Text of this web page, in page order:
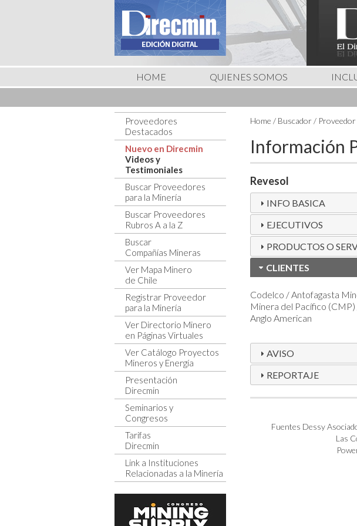
HOME QUIENES SOMOS
Proveedores
Destacados
Nuevo en Direcmin
Videos y
Testimoniales
Buscar Proveedores
para la Minería
Buscar Proveedores
Rubros A a la Z
Buscar
Compañías Mineras
Ver Mapa Minero
de Chile
Registrar Proveedor
para la Minería
Ver Directorio Minero
en Páginas Virtuales
Ver Catálogo Proyectos
Mineros y Energía
Presentación
Direcmin
Seminarios y
Congresos
Tarifas
Direcmin
Link a Instituciones
Relacionadas a la Minería
Home / Buscador /
Información
Revesol
INFO BASICA
EJECUTIVOS
PRODUCTOS O
CLIENTES
Codelco / Antofagasta
Minera del Pacífico
Anglo American
AVISO
REPORTAJE
Fuentes Dessy
Las